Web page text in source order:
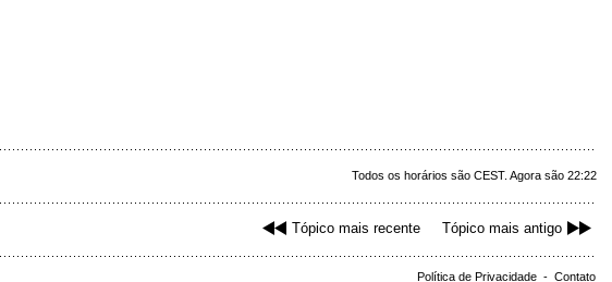
Todos os horários são CEST. Agora são 22:22
Tópico mais recente Tópico mais antigo
Política de Privacidade - Contato